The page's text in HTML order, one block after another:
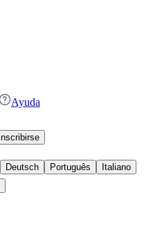
Ayuda
Inscribirse
Deutsch Português
Italiano